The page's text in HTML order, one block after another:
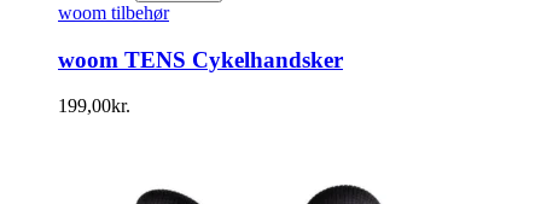
woom tilbehør
woom TENS Cykelhandsker
199,00kr.